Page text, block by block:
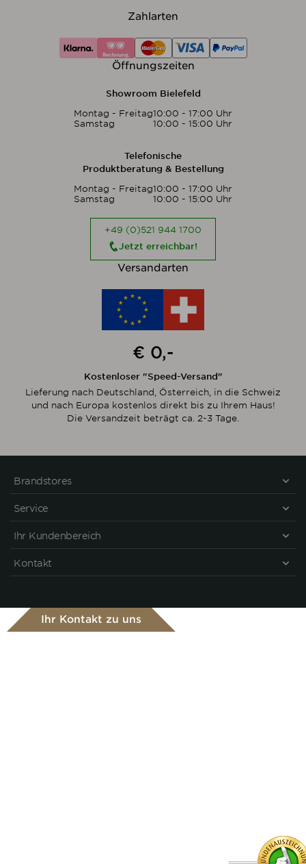
Zahlarten
Öffnungszeiten
Showroom Bielefeld
Montag - Freitag10:00 - 17:00 Uhr
Samstag
10:00 - 15:00 Uhr
Telefonische
Produktberatung & Bestellung
Montag - Freitag10:00 - 17:00 Uhr
Samstag
10:00 - 15:00 Uhr
+49 (0)521 944 1700
Jetzt erreichbar!
Versandarten
€ 0,-
Kostenloser "Speed-Versand"
Lieferung nach Deutschland, Österreich, in die Schweiz
und nach Europa kostenlos direkt bis zu Ihrem Haus!
Die Versandzeit beträgt ca. 2-3 Tage.
Brandstores
Service
Ihr Kundenbereich
Kontakt
Ihr Kontakt zu uns